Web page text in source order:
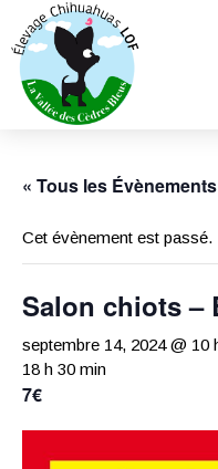
« Tous les Évènements
Cet évènement est passé.
Salon chiots –
septembre 14, 2024 @ 10
18 h 30 min
7€